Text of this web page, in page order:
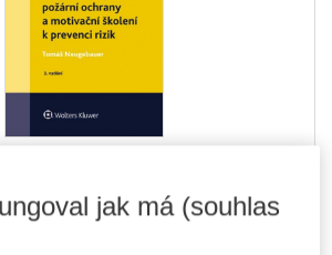
246 Kč
+ soubory ke stažení
k dispozici
jak má (souhlas